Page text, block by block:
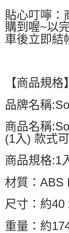
貼心叮嚀：
購到喔~以
車後立即結
【商品規格】
品牌名稱
商品名稱
(1入) 款式
商品規格:1
材質：ABS
尺寸：約40
重量：約